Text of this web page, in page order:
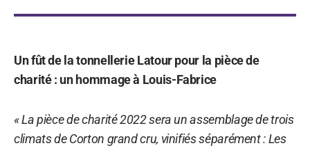
Un fût de la tonnellerie Latour pour la pièce de
charité : un hommage à Louis-Fabrice
« La pièce de charité 2022 sera un assemblage de trois
climats de Corton grand cru, vinifiés séparément : Les